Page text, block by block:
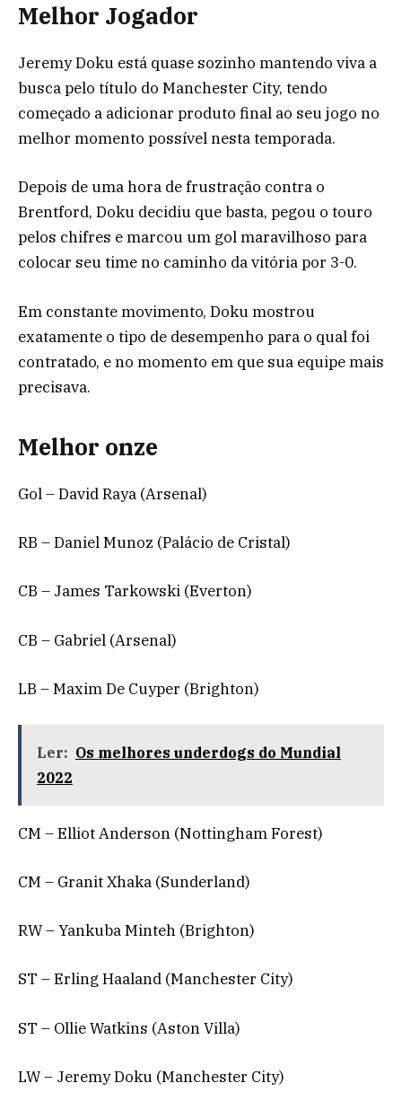
Melhor Jogador
Jeremy Doku está quase sozinho mantendo viva a
busca pelo título do Manchester City, tendo
começado a adicionar produto final ao seu jogo no
melhor momento possível nesta temporada.
Depois de uma hora de frustração contra o
Brentford, Doku decidiu que basta, pegou o touro
pelos chifres e marcou um gol maravilhoso para
colocar seu time no caminho da vitória por 3-0.
Em constante movimento, Doku mostrou
exatamente o tipo de desempenho para o qual foi
contratado, e no momento em que sua equipe mais
precisava.
Melhor onze
Gol – David Raya (Arsenal)
RB – Daniel Munoz (Palácio de Cristal)
CB – James Tarkowski (Everton)
CB – Gabriel (Arsenal)
LB – Maxim De Cuyper (Brighton)
Ler: Os melhores underdogs do Mundial
2022
CM – Elliot Anderson (Nottingham Forest)
CM – Granit Xhaka (Sunderland)
RW – Yankuba Minteh (Brighton)
ST – Erling Haaland (Manchester City)
ST – Ollie Watkins (Aston Villa)
LW – Jeremy Doku (Manchester City)